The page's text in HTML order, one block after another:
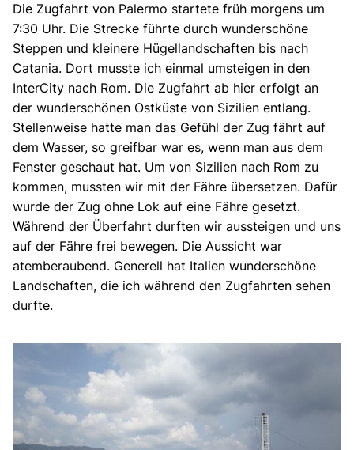
Die Zugfahrt von Palermo startete früh morgens um
7:30 Uhr. Die Strecke führte durch wunderschöne
Steppen und kleinere Hügellandschaften bis nach
Catania. Dort musste ich einmal umsteigen in den
InterCity nach Rom. Die Zugfahrt ab hier erfolgt an
der wunderschönen Ostküste von Sizilien entlang.
Stellenweise hatte man das Gefühl der Zug fährt auf
dem Wasser, so greifbar war es, wenn man aus dem
Fenster geschaut hat. Um von Sizilien nach Rom zu
kommen, mussten wir mit der Fähre übersetzen. Dafür
wurde der Zug ohne Lok auf eine Fähre gesetzt.
Während der Überfahrt durften wir aussteigen und uns
auf der Fähre frei bewegen. Die Aussicht war
atemberaubend. Generell hat Italien wunderschöne
Landschaften, die ich während den Zugfahrten sehen
durfte.